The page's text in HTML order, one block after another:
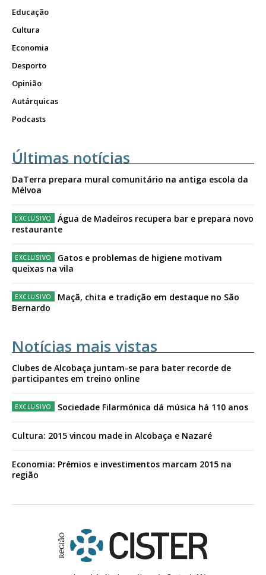
Educação
Cultura
Economia
Desporto
Opinião
Autárquicas
Podcasts
Últimas notícias
DaTerra prepara mural comunitário na antiga escola da
Mélvoa
Água de Madeiros recupera bar e prepara novo
restaurante
Gatos e problemas de higiene motivam
queixas na vila
Maçã, chita e tradição em destaque no São
Bernardo
Notícias mais vistas
Clubes de Alcobaça juntam-se para bater recorde de
participantes em treino online
Sociedade Filarmónica dá música há 110 anos
Cultura: 2015 vincou made in Alcobaça e Nazaré
Economia: Prémios e investimentos marcam 2015 na
região